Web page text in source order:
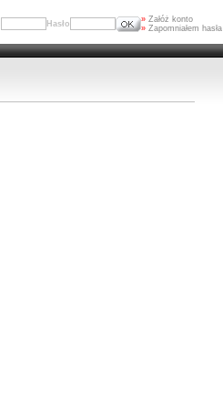
Hasło » Załóż konto
» Zapomniałem hasła